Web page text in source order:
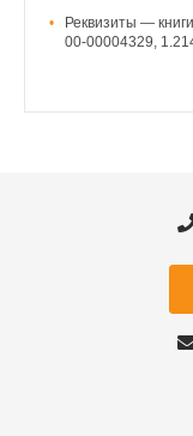
•
Реквизиты —
00-00004329,